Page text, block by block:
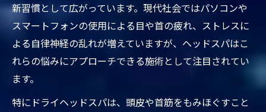
新習慣として広がっています。現代社会ではパソコンや
スマートフォンの使用による目や首の疲れ、ストレスに
よる自律神経の乱れが増えていますが、ヘッドスパはこ
れらの悩みにアプローチできる施術として注目されてい
ます。
特にドライヘッドスパは、頭皮や首筋をもみほぐすこと